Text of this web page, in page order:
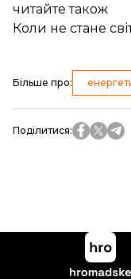
читайте також
Коли не стане
Більше про:
Поділитися: